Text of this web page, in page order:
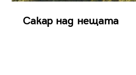
Сакар над нещата